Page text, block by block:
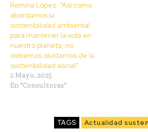
Romina López: “Así como
abordamos la
sostenibilidad ambiental
para mantener la vida en
nuestro planeta, no
debemos olvidarnos de la
sostenibilidad social”
2 Mayo, 2025
En "Consultoras"
TAGS Actualidad